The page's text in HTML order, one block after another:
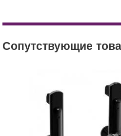
trend
фисташковый
купить
доставка
Кашпо LECHUZA PURO
Сопутствующие